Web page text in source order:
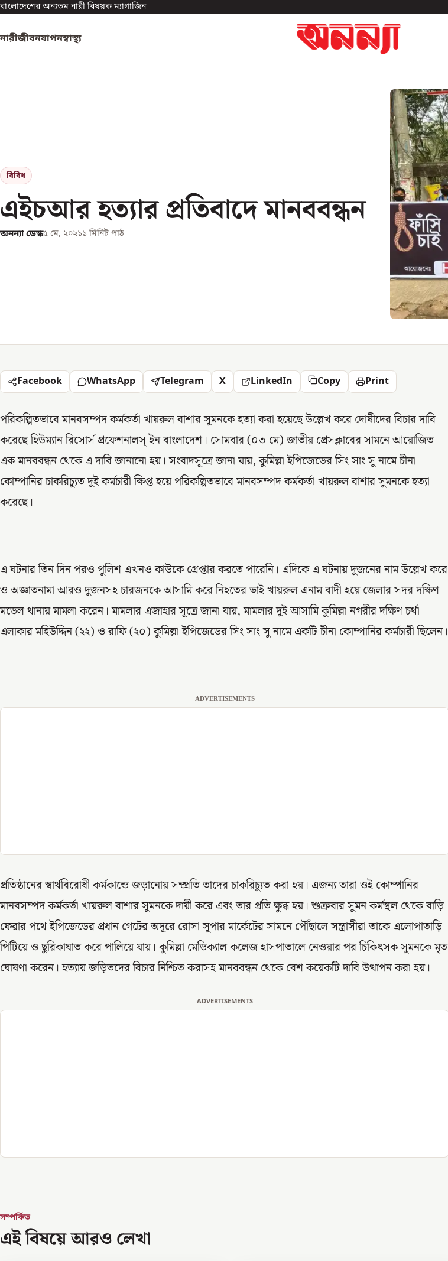
বাংলাদেশের অন্যতম নারী বিষয়ক ম্যাগাজিন
নারীজীবনযাপনস্বাস্থ্য
বিবিধ
এইচআর হত্যার প্রতিবাদে মানববন্ধন
অনন্যা ডেস্ক৫ মে, ২০২১১ মিনিট পাঠ
Facebook WhatsApp Telegram X LinkedIn Copy Print
পরিকল্পিতভাবে মানবসম্পদ কর্মকর্তা খায়রুল বাশার সুমনকে হত্যা করা হয়েছে উল্লেখ করে দোষীদের বিচার দাবি
করেছে হিউম্যান রিসোর্স প্রফেশনালস্ ইন বাংলাদেশ। সোমবার (০৩ মে) জাতীয় প্রেসক্লাবের সামনে আয়োজিত
এক মানববন্ধন থেকে এ দাবি জানানো হয়। সংবাদসূত্রে জানা যায়, কুমিল্লা ইপিজেডের সিং সাং সু নামে চীনা
কোম্পানির চাকরিচ্যুত দুই কর্মচারী ক্ষিপ্ত হয়ে পরিকল্পিতভাবে মানবসম্পদ কর্মকর্তা খায়রুল বাশার সুমনকে হত্যা
করেছে।
এ ঘটনার তিন দিন পরও পুলিশ এখনও কাউকে গ্রেপ্তার করতে পারেনি। এদিকে এ ঘটনায় দুজনের নাম উল্লেখ করে
ও অজ্ঞাতনামা আরও দুজনসহ চারজনকে আসামি করে নিহতের ভাই খায়রুল এনাম বাদী হয়ে জেলার সদর দক্ষিণ
মডেল থানায় মামলা করেন। মামলার এজাহার সূত্রে জানা যায়, মামলার দুই আসামি কুমিল্লা নগরীর দক্ষিণ চর্থা
এলাকার মহিউদ্দিন (২২) ও রাফি (২০) কুমিল্লা ইপিজেডের সিং সাং সু নামে একটি চীনা কোম্পানির কর্মচারী ছিলেন।
ADVERTISEMENTS
প্রতিষ্ঠানের স্বার্থবিরোধী কর্মকান্ডে জড়ানোয় সম্প্রতি তাদের চাকরিচ্যুত করা হয়। এজন্য তারা ওই কোম্পানির
মানবসম্পদ কর্মকর্তা খায়রুল বাশার সুমনকে দায়ী করে এবং তার প্রতি ক্ষুব্ধ হয়। শুক্রবার সুমন কর্মস্থল থেকে বাড়ি
ফেরার পথে ইপিজেডের প্রধান গেটের অদূরে রোসা সুপার মার্কেটের সামনে পৌঁছালে সন্ত্রাসীরা তাকে এলোপাতাড়ি
পিটিয়ে ও ছুরিকাঘাত করে পালিয়ে যায়। কুমিল্লা মেডিক্যাল কলেজ হাসপাতালে নেওয়ার পর চিকিৎসক সুমনকে মৃত
ঘোষণা করেন। হত্যায় জড়িতদের বিচার নিশ্চিত করাসহ মানববন্ধন থেকে বেশ কয়েকটি দাবি উত্থাপন করা হয়।
ADVERTISEMENTS
সম্পর্কিত
এই বিষয়ে আরও লেখা